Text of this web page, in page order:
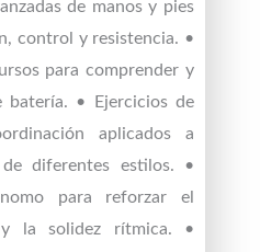
de manos y pies
control y resistencia. •
para comprender y
batería. • Ejercicios de
aplicados a
diferentes estilos. •
para reforzar el
la solidez rítmica. •